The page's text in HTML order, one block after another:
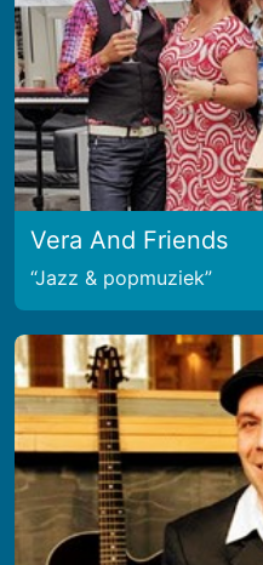
Vera And Friends
Jazz & popmuziek